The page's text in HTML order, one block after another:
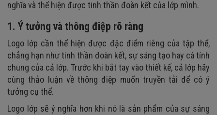
nghĩa và thể hiện được tinh thần đoàn kết của lớp mình.
1. Ý tưởng và thông điệp rõ ràng
Logo lớp cần thể hiện được đặc điểm riêng của tập thể,
chẳng hạn như tinh thần đoàn kết, sự sáng tạo hay cá tính
chung của cả lớp. Trước khi bắt tay vào thiết kế, cả lớp hãy
cùng thảo luận về thông điệp muốn truyền tải để có ý
tưởng cụ thể.
Logo lớp sẽ ý nghĩa hơn khi nó là sản phẩm của sự sáng